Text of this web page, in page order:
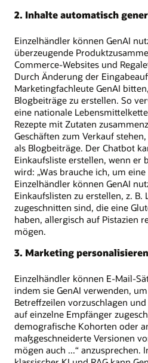
2. Inhalte automatisch
Einzelhändler können GenAI
überzeugende
Commerce-Websites und
Durch Änderung der
Marketingfachleute GenAI
Blogbeiträge zu erstellen. So
eine nationale
Rezepte mit Zutaten
Geschäften zum Verkauf
als Blogbeiträge. Der Chatbot
Einkaufsliste erstellen, wenn er
wird: „Was brauche ich, um
Einzelhändler können GenAI
Einkaufslisten zu erstellen, z. B.
zugeschnitten sind, die eine
haben, allergisch auf Pistazien
mögen.
3. Marketing
Einzelhändler können E-Mail-
indem sie GenAI verwenden,
Betreffzeilen vorzuschlagen
auf einzelne Empfänger
demografische Kohorten oder
maßgeschneiderte Versionen
mögen auch ...“ anzusprechen.